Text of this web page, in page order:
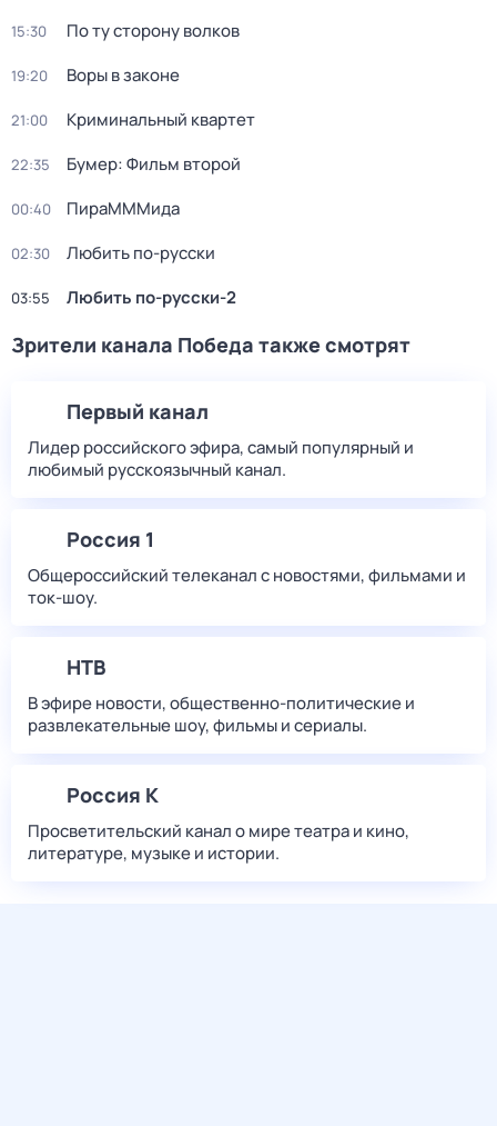
15:30 По ту сторону волков
19:20 Воры в законе
21:00 Криминальный квартет
22:35 Бумер: Фильм второй
00:40 ПираМММида
02:30 Любить по-русски
03:55 Любить по-русски-2
Зрители канала Победа также смотрят
Первый канал
Лидер российского эфира, самый популярный и
любимый русскоязычный канал.
Россия 1
Общероссийский телеканал с новостями, фильмами и
ток-шоу.
НТВ
В эфире новости, общественно-политические и
развлекательные шоу, фильмы и сериалы.
Россия К
Просветительский канал о мире театра и кино,
литературе, музыке и истории.